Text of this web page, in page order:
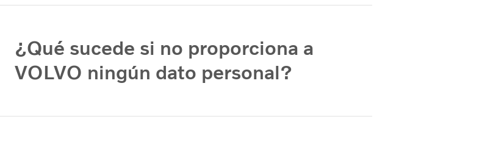
¿Qué sucede si no proporciona a
VOLVO ningún dato personal?